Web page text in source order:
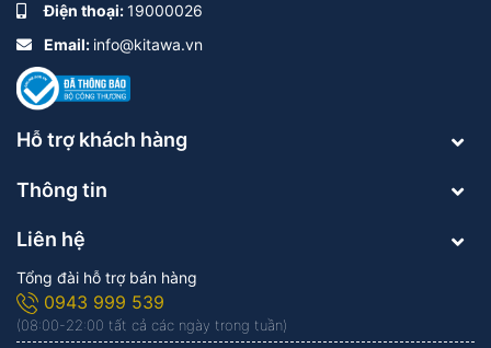
Điện thoại:19000026
Email: info@kitawa.vn
Hỗ trợ khách hàng
Thông tin
Liên hệ
Tổng đài hỗ trợ bán hàng
0943 999 539
(08:00-22:00 tất cả các ngày trong tuần)